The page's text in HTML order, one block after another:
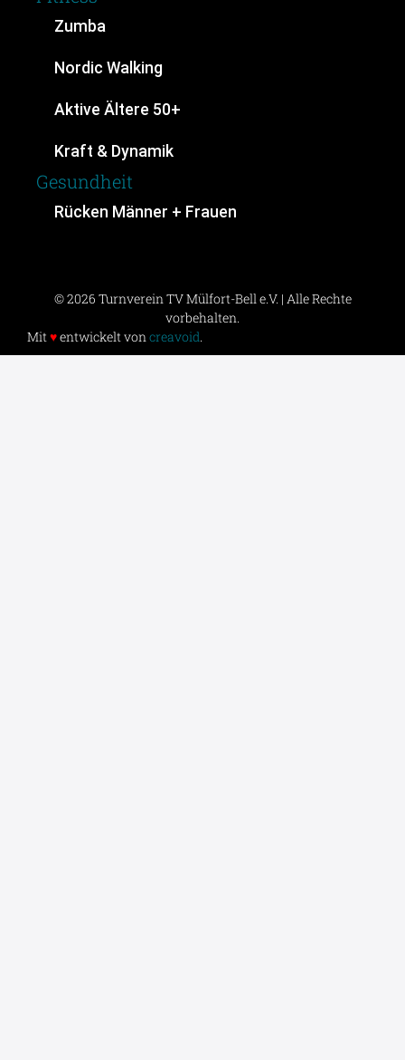
Zumba
Nordic Walking
Aktive Ältere 50+
Kraft & Dynamik
Gesundheit
Rücken Männer + Frauen
© 2026 Turnverein TV Mülfort-Bell e.V. | Alle Rechte
vorbehalten.
Mit♥entwickelt voncreavoid.